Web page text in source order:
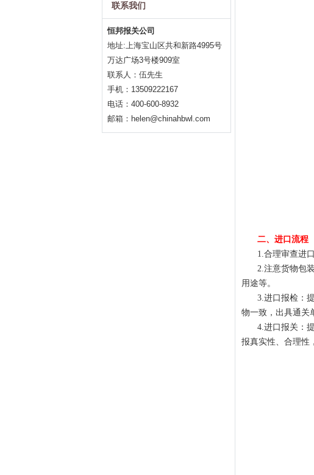
联系我们
恒邦报关公司
地址:上海宝山区共和新路4995号
万达广场3号楼909室
联系人：伍先生
手机：13509222167
电话：400-600-8932
邮箱：helen@chinahbwl.com
二、进口流程
1.合理审查进
2.注意货物包
用途等。
3.进口报检：
物一致，出具通关
4.进口报关：
报真实性、合理性